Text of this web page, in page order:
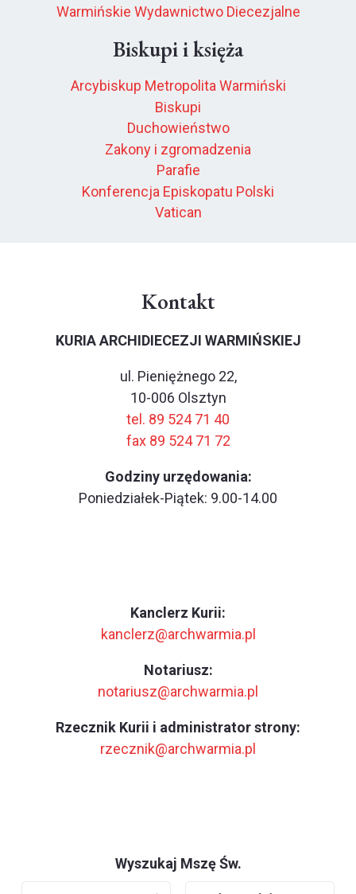
Warmińskie Wydawnictwo Diecezjalne
Biskupi i księża
Arcybiskup Metropolita Warmiński
Biskupi
Duchowieństwo
Zakony i zgromadzenia
Parafie
Konferencja Episkopatu Polski
Vatican
Kontakt
KURIA ARCHIDIECEZJI WARMIŃSKIEJ
ul. Pieniężnego 22,
10-006 Olsztyn
tel. 89 524 71 40
fax 89 524 71 72
Godziny urzędowania:
Poniedziałek-Piątek: 9.00-14.00
Kanclerz Kurii:
kanclerz@archwarmia.pl
Notariusz:
notariusz@archwarmia.pl
Rzecznik Kurii i administrator strony:
rzecznik@archwarmia.pl
Wyszukaj Mszę Św.